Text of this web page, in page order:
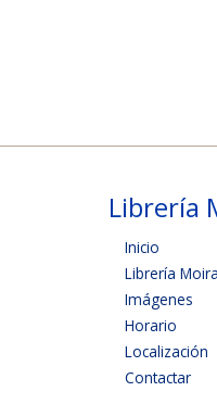
Librería
Inicio
Librería
Imágenes
Horario
Localización
Contactar